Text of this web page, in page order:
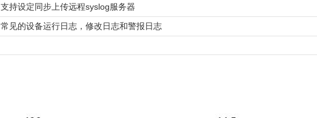
支持设定同步上传远程syslog服务器
常见的设备运行日志，修改日志和警报日志